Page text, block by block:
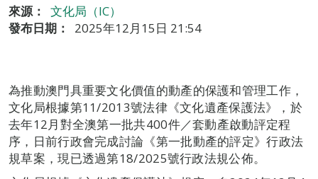
來源：
文化局（IC）
發布日期：
2025年12月15日 21:54
為推動澳門具重要文化價值的動產的保護和管理工作，
文化局根據第11/2013號法律《文化遺產保護法》，於
去年12月對全澳第一批共400件／套動產啟動評定程
序，日前行政會完成討論《第一批動產的評定》行政法
規草案，現已透過第18/2025號行政法規公佈。